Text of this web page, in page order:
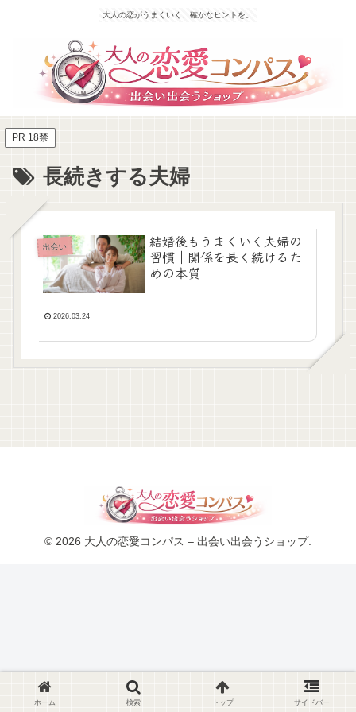
大人の恋がうまくいく、確かなヒントを。
PR 18禁
長続きする夫婦
出会い
結婚後もうまくいく夫婦の
習慣｜関係を長く続けるた
めの本質
2026.03.24
© 2026 大人の恋愛コンパス – 出会い出会うショップ.
ホーム 検索 トップ サイドバー